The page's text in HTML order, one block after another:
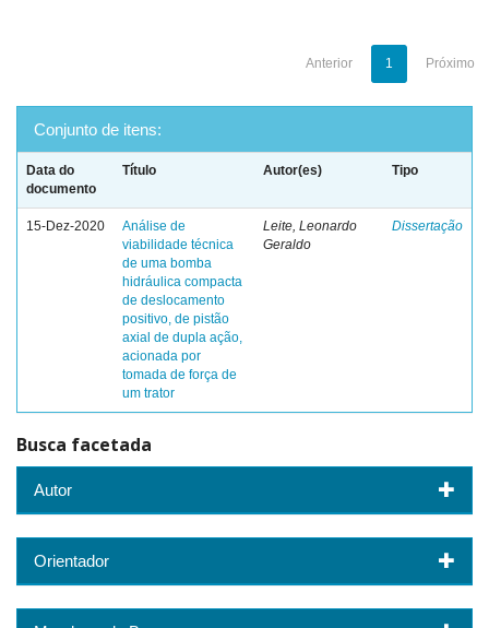
Anterior 1 Próximo
Conjunto de itens:
Data do
documento
Título Autor(es) Tipo
15-Dez-2020
Análise de
viabilidade técnica
de uma bomba
hidráulica compacta
de deslocamento
positivo, de pistão
axial de dupla ação,
acionada por
tomada de força de
um trator
Leite, Leonardo
Geraldo
Dissertação
Busca facetada
Autor
Orientador